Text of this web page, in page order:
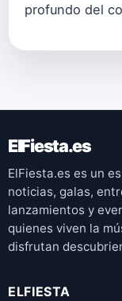
profundo del
ElFiesta.es
ElFiesta.es es un
noticias, galas,
lanzamientos y
quienes viven la
disfrutan
ELFIESTA